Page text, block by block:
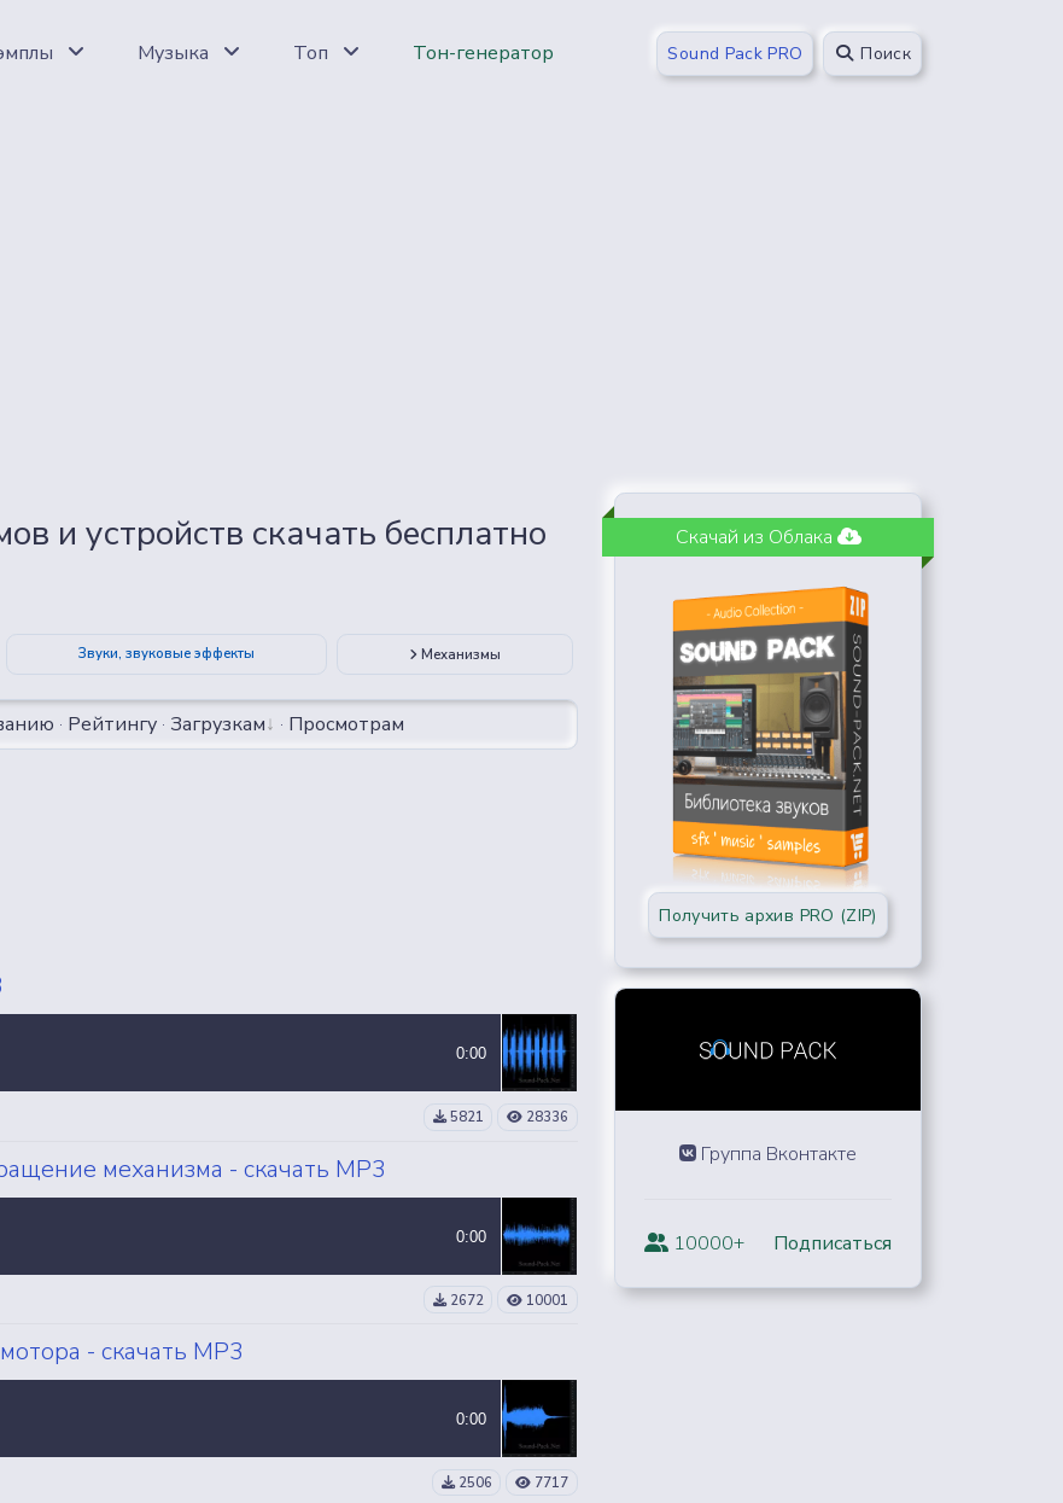
СЭМПЛЫ
Музыка
ВСЕ MP3 ТРЕКИ
Топ Тон-генератор Sound Pack PRO Поиск
и устройств скачать бесплатно
Звуки, звуковые эффекты Механизмы
· Рейтингу· Загрузкам · Просмотрам
0:00
5821 28336
механизма - скачать MP3
0:00
2672 10001
- скачать MP3
0:00
2506 7717
Скачай из Облака
Получить архив PRO (ZIP)
Группа Вконтакте
10000+ Подписаться